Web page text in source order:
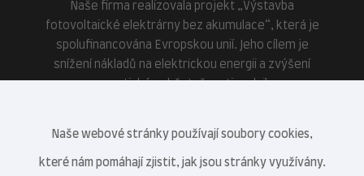
Naše firma realizovala projekt „Výstavba
fotovoltaické elektrárny bez akumulace“, která je
spolufinancována Evropskou unií. Jeho cílem je
snížení nákladů na elektrickou energii a zvýšení
Naše webové stránky používají soubory cookies,
které nám pomáhají zjistit, jak jsou stránky využívány.